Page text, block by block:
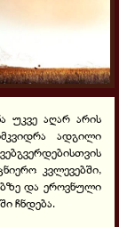
უკვე აღარ არის
ადგილი
კვლევებში,
და ეროვნული
ჩნდება.